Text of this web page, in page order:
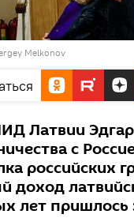
Melkonov
Латвии
с
российских
доход
лет пришлось